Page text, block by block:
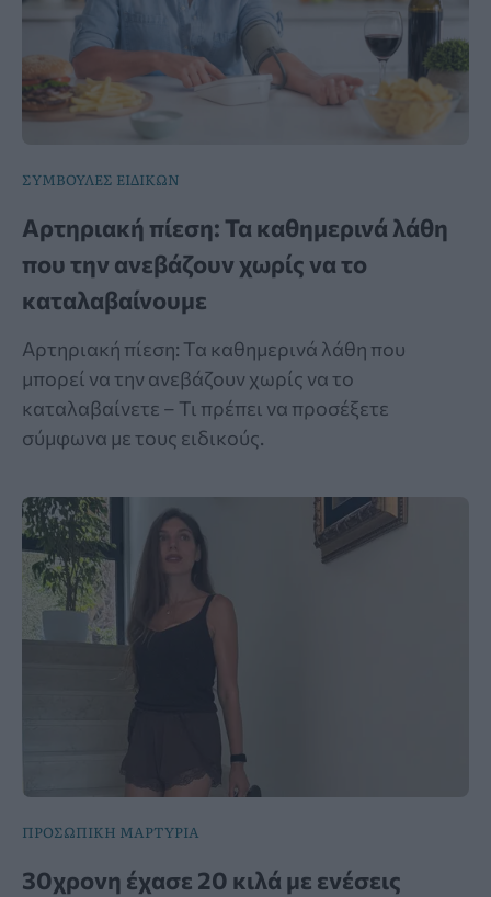
ΣΥΜΒΟΥΛΕΣ ΕΙΔΙΚΩΝ
Αρτηριακή πίεση: Τα καθημερινά λάθη
που την ανεβάζουν χωρίς να το
καταλαβαίνουμε
Αρτηριακή πίεση: Τα καθημερινά λάθη που
μπορεί να την ανεβάζουν χωρίς να το
καταλαβαίνετε – Τι πρέπει να προσέξετε
σύμφωνα με τους ειδικούς.
ΠΡΟΣΩΠΙΚΗ ΜΑΡΤΥΡΙΑ
30χρονη έχασε 20 κιλά με ενέσεις